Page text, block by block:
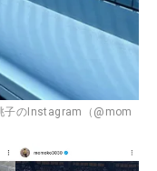
子のInstagram（@mom